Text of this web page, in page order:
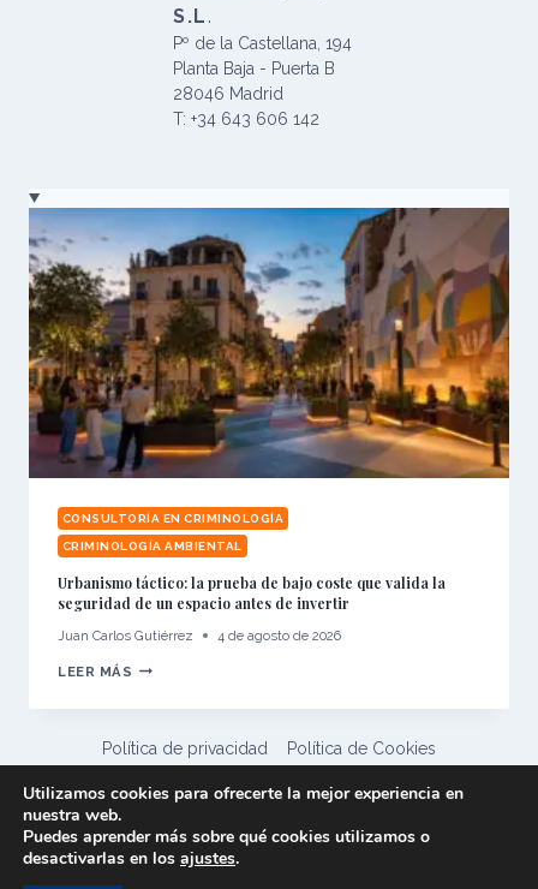
S.L .
Pº de la Castellana, 194
Planta Baja - Puerta B
28046 Madrid
T: +34 643 606 142
CONSULTORÍA EN CRIMINOLOGÍA
CRIMINOLOGÍA AMBIENTAL
Urbanismo táctico: la prueba de bajo coste que valida la
seguridad de un espacio antes de invertir
Juan Carlos Gutiérrez 4 de agosto de 2026
LEER MÁS URBANISMO
PRUEBA
BAJO
COSTE
VALIDA
DE
UN
ESPACIO
Política de privacidad
Política de Cookies
Utilizamos cookies para ofrecerte la mejor experiencia en
nuestra web.
Puedes aprender más sobre qué cookies utilizamos o
desactivarlas en los ajustes.